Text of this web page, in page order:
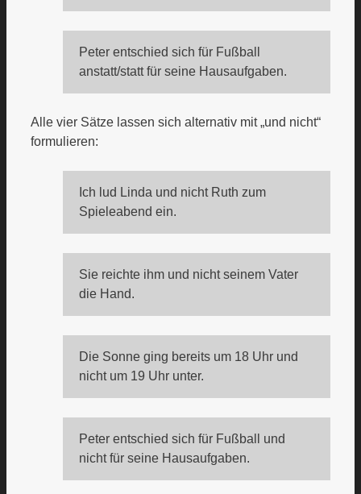
Peter entschied sich für Fußball
anstatt/statt für seine Hausaufgaben.
Alle vier Sätze lassen sich alternativ mit „und nicht“
formulieren:
Ich lud Linda und nicht Ruth zum
Spieleabend ein.
Sie reichte ihm und nicht seinem Vater
die Hand.
Die Sonne ging bereits um 18 Uhr und
nicht um 19 Uhr unter.
Peter entschied sich für Fußball und
nicht für seine Hausaufgaben.